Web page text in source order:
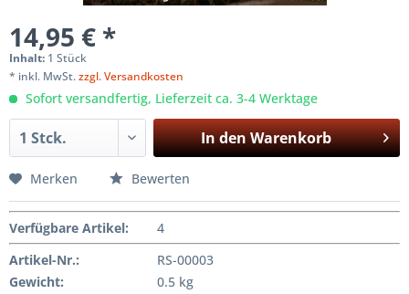
14,95 € *
Inhalt: 1 Stück
* inkl. MwSt.zzgl. Versandkosten
Sofort versandfertig, Lieferzeit ca. 3-4 Werktage
In denWarenkorb
Merken Bewerten
Verfügbare Artikel:
4
Artikel-Nr.:
RS-00003
Gewicht:
0.5 kg